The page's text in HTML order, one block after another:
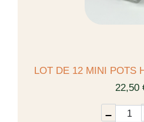
LOT DE 12 MINI POTS
22,50
–